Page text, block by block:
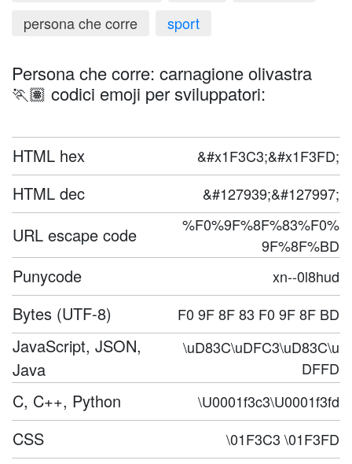
persona che corre
sport
Persona che corre: carnagione olivastra
🏃🏽 codici emoji per sviluppatori:
HTML hex &#x1F3C3;&#x1F3FD;
HTML dec &#127939;&#127997;
URL escape code
%F0%9F%8F%83%F0%
9F%8F%BD
Punycode xn--0l8hud
Bytes (UTF-8) F0 9F 8F 83 F0 9F 8F BD
JavaScript, JSON,
Java
\uD83C\uDFC3\uD83C\u
DFFD
C, C++, Python \U0001f3c3\U0001f3fd
CSS \01F3C3 \01F3FD